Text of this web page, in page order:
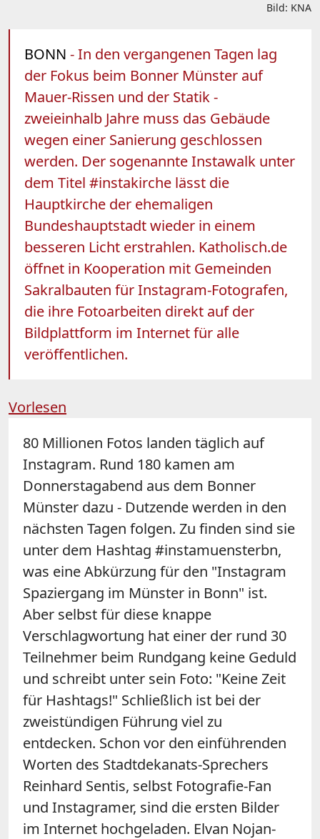
Bild: KNA
BONN - In den vergangenen Tagen lag
der Fokus beim Bonner Münster auf
Mauer-Rissen und der Statik -
zweieinhalb Jahre muss das Gebäude
wegen einer Sanierung geschlossen
werden. Der sogenannte Instawalk unter
dem Titel #instakirche lässt die
Hauptkirche der ehemaligen
Bundeshauptstadt wieder in einem
besseren Licht erstrahlen. Katholisch.de
öffnet in Kooperation mit Gemeinden
Sakralbauten für Instagram-Fotografen,
die ihre Fotoarbeiten direkt auf der
Bildplattform im Internet für alle
veröffentlichen.
Vorlesen
80 Millionen Fotos landen täglich auf
Instagram. Rund 180 kamen am
Donnerstagabend aus dem Bonner
Münster dazu - Dutzende werden in den
nächsten Tagen folgen. Zu finden sind sie
unter dem Hashtag #instamuensterbn,
was eine Abkürzung für den "Instagram
Spaziergang im Münster in Bonn" ist.
Aber selbst für diese knappe
Verschlagwortung hat einer der rund 30
Teilnehmer beim Rundgang keine Geduld
und schreibt unter sein Foto: "Keine Zeit
für Hashtags!" Schließlich ist bei der
zweistündigen Führung viel zu
entdecken. Schon vor den einführenden
Worten des Stadtdekanats-Sprechers
Reinhard Sentis, selbst Fotografie-Fan
und Instagramer, sind die ersten Bilder
im Internet hochgeladen. Elvan Nojan-